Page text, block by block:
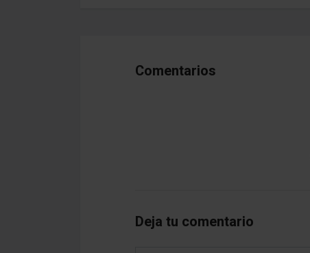
Comentarios
Deja tu comentario